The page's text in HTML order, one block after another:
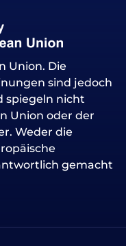
Union. Die
sind jedoch
spiegeln nicht
Union oder der
Weder die
gemacht